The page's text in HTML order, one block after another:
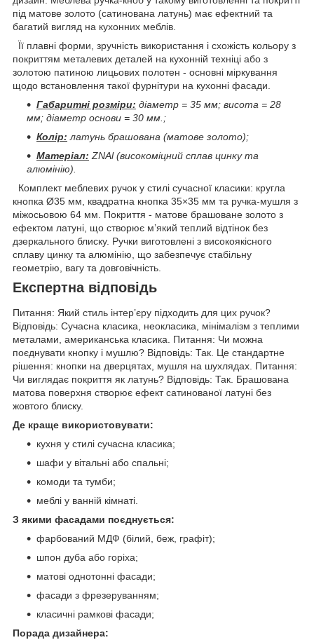
під матове золото (сатинована латунь) має ефектний та
багатий вигляд на кухонних меблів.
Її плавні форми, зручність використання і схожість кольору з
покриттям металевих деталей на кухонній техніці або з
золотою патиною лицьових полотен - основні міркування
щодо встановлення такої фурнітури на кухонні фасади.
Габаритні розміри: діаметр = 35 мм; висота = 28
мм; діаметр основи = 30 мм.;
Колір: латунь брашована (матове золото);
Матеріал: ZNAl (високоміцний сплав цинку та
алюмінію).
Комплект меблевих ручок у стилі сучасної класики: кругла
кнопка Ø35 мм, квадратна кнопка 35×35 мм та ручка-мушля з
міжосьовою 64 мм. Покриття - матове брашоване золото з
ефектом латуні, що створює м’який теплий відтінок без
дзеркального блиску. Ручки виготовлені з високоякісного
сплаву цинку та алюмінію, що забезпечує стабільну
геометрію, вагу та довговічність.
Експертна відповідь
Питання: Який стиль інтер’єру підходить для цих ручок?
Відповідь: Сучасна класика, неокласика, мінімалізм з теплими
металами, американська класика. Питання: Чи можна
поєднувати кнопку і мушлю? Відповідь: Так. Це стандартне
рішення: кнопки на дверцятах, мушля на шухлядах. Питання:
Чи виглядає покриття як латунь? Відповідь: Так. Брашована
матова поверхня створює ефект сатинованої латуні без
жовтого блиску.
Де краще використовувати:
кухня у стилі сучасна класика;
шафи у вітальні або спальні;
комоди та тумби;
меблі у ванній кімнаті.
З якими фасадами поєднується:
фарбований МДФ (білий, беж, графіт);
шпон дуба або горіха;
матові однотонні фасади;
фасади з фрезеруванням;
класичні рамкові фасади;
Порада дизайнера: